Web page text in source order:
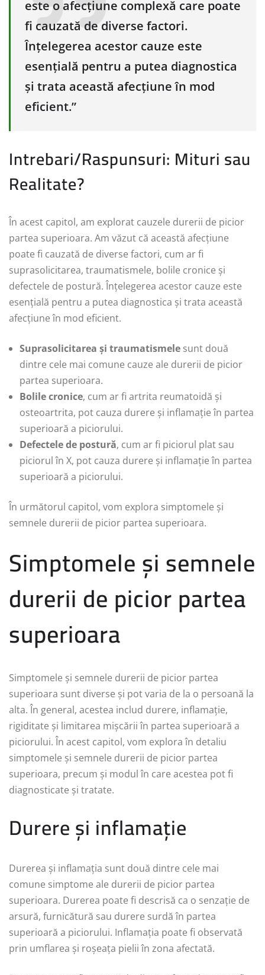
este o afecțiune complexă care poate
fi cauzată de diverse factori.
Înțelegerea acestor cauze este
esențială pentru a putea diagnostica
și trata această afecțiune în mod
eficient.”
Intrebari/Raspunsuri: Mituri sau
Realitate?
În acest capitol, am explorat cauzele durerii de picior
partea superioara. Am văzut că această afecțiune
poate fi cauzată de diverse factori, cum ar fi
suprasolicitarea, traumatismele, bolile cronice și
defectele de postură. Înțelegerea acestor cauze este
esențială pentru a putea diagnostica și trata această
afecțiune în mod eficient.
Suprasolicitarea și traumatismele sunt două
dintre cele mai comune cauze ale durerii de picior
partea superioara.
Bolile cronice, cum ar fi artrita reumatoidă și
osteoartrita, pot cauza durere și inflamație în partea
superioară a piciorului.
Defectele de postură, cum ar fi piciorul plat sau
piciorul în X, pot cauza durere și inflamație în partea
superioară a piciorului.
În următorul capitol, vom explora simptomele și
semnele durerii de picior partea superioara.
Simptomele și semnele
durerii de picior partea
superioara
Simptomele și semnele durerii de picior partea
superioara sunt diverse și pot varia de la o persoană la
alta. În general, acestea includ durere, inflamație,
rigiditate și limitarea mișcării în partea superioară a
piciorului. În acest capitol, vom explora în detaliu
simptomele și semnele durerii de picior partea
superioara, precum și modul în care acestea pot fi
diagnosticate și tratate.
Durere și inflamație
Durerea și inflamația sunt două dintre cele mai
comune simptome ale durerii de picior partea
superioara. Durerea poate fi descrisă ca o senzație de
arsură, furnicătură sau durere surdă în partea
superioară a piciorului. Inflamația poate fi observată
prin umflarea și roșeața pielii în zona afectată.